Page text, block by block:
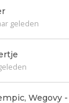
geleden
Wegovy -